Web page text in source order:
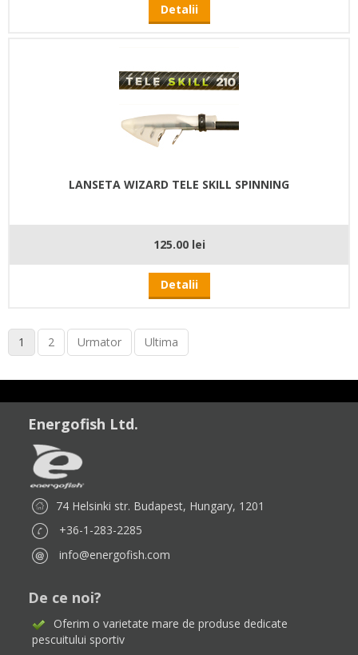
Detalii
LANSETA WIZARD TELE SKILL SPINNING
125.00 lei
Detalii
1 2 Urmator Ultima
Energofish Ltd.
74 Helsinki str. Budapest, Hungary, 1201
+36-1-283-2285
info@energofish.com
De ce noi?
Oferim o varietate mare de produse dedicate
pescuitului sportiv